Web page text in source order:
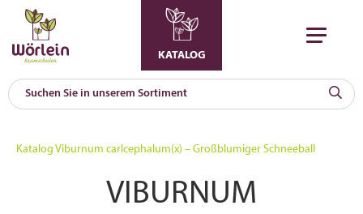
KATALOG
Katalog Viburnum carlcephalum(x) – Großblumiger Schneeball
VIBURNUM